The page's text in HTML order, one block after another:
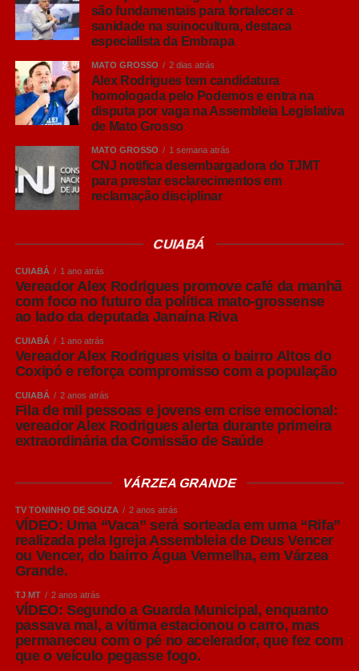
explicou.
Leia Também: Prefeituras de MT têm
até 31 de dezembro para aderir a
sistema da Seaf e se beneficiar de lei
de redistribuição de ICMS
elevado padrão sanitário na produção de suínos,
reconhecido internacionalmente, mas alertou que esse
resultado exige vigilância constante.
mantê-lo e buscar melhorias contínuas é ainda mais
desafiador. Animais saudáveis apresentam melhor
desempenho, maior ganho de peso e melhores
resultados econômicos para o produtor”, afirmou.
Embora reconheça que muitas granjas mais antigas
enfrentam limitações estruturais e altos custos para
adequações completas, Amaral destacou que é possível
adotar medidas de manejo capazes de reduzir
significativamente os riscos sanitários.
de matrizes e leitões para que permaneçam juntos
dentro, todos fora”. Essa estratégia facilita a realização do
vazio sanitário entre os lotes, permitindo a limpeza,
desinfecção e quebra do ciclo de transmissão de agentes
causadores de doenças.
“Nem sempre é possível construir novas instalações
imediatamente. Mas, mesmo em estruturas existentes, o
produtor pode organizar os animais em lotes, manter
grupos da mesma idade nas mesmas salas e realizar o
são fundamentais para fortalecer a
sanidade na suinocultura, destaca
especialista da Embrapa
MATO GROSSO 2 dias atrás
Alex Rodrigues tem candidatura
homologada pelo Podemos e entra na
disputa por vaga na Assembleia Legislativa
de Mato Grosso
MATO GROSSO 1 semana atrás
CNJ notifica desembargadora do TJMT
para prestar esclarecimentos em
reclamação disciplinar
CUIABÁ
CUIABÁ 1 ano atrás
Vereador Alex Rodrigues promove café da manhã
com foco no futuro da política mato-grossense
ao lado da deputada Janaína Riva
CUIABÁ 1 ano atrás
Vereador Alex Rodrigues visita o bairro Altos do
Coxipó e reforça compromisso com a população
CUIABÁ 2 anos atrás
Fila de mil pessoas e jovens em crise emocional:
vereador Alex Rodrigues alerta durante primeira
extraordinária da Comissão de Saúde
VÁRZEA GRANDE
TV TONINHO DE SOUZA 2 anos atrás
VÍDEO: Uma “Vaca” será sorteada em uma “Rifa”
realizada pela Igreja Assembleia de Deus Vencer
ou Vencer, do bairro Água Vermelha, em Várzea
Grande.
TJ MT 2 anos atrás
VÍDEO: Segundo a Guarda Municipal, enquanto
passava mal, a vítima estacionou o carro, mas
permaneceu com o pé no acelerador, que fez com
que o veículo pegasse fogo.